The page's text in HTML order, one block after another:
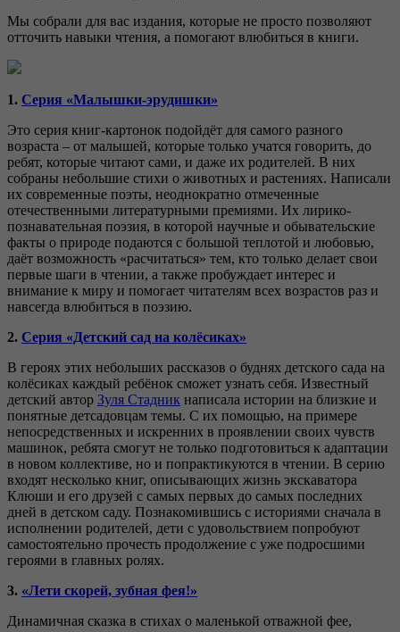
Мы собрали для вас издания, которые не просто позволяют
отточить навыки чтения, а помогают влюбиться в книги.
1. Серия «Малышки-эрудишки»
Это серия книг-картонок подойдёт для самого разного
возраста – от малышей, которые только учатся говорить, до
ребят, которые читают сами, и даже их родителей. В них
собраны небольшие стихи о животных и растениях. Написали
их современные поэты, неоднократно отмеченные
отечественными литературными премиями. Их лирико-
познавательная поэзия, в которой научные и обывательские
факты о природе подаются с большой теплотой и любовью,
даёт возможность «расчитаться» тем, кто только делает свои
первые шаги в чтении, а также пробуждает интерес и
внимание к миру и помогает читателям всех возрастов раз и
навсегда влюбиться в поэзию.
2. Серия «Детский сад на колёсиках»
В героях этих небольших рассказов о буднях детского сада на
колёсиках каждый ребёнок сможет узнать себя. Известный
детский автор Зуля Стадник написала истории на близкие и
понятные детсадовцам темы. С их помощью, на примере
непосредственных и искренних в проявлении своих чувств
машинок, ребята смогут не только подготовиться к адаптации
в новом коллективе, но и попрактикуются в чтении. В серию
входят несколько книг, описывающих жизнь экскаватора
Клюши и его друзей с самых первых до самых последних
дней в детском саду. Познакомившись с историями сначала в
исполнении родителей, дети с удовольствием попробуют
самостоятельно прочесть продолжение с уже подросшими
героями в главных ролях.
3. «Лети скорей, зубная фея!»
Динамичная сказка в стихах о маленькой отважной фее,